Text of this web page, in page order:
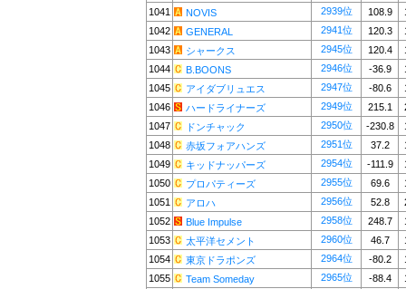
1041
NOVIS 2939位 108.9
1042
GENERAL 2941位 120.3
1043
シャークス 2945位 120.4
1044
B.BOONS 2946位 -36.9
1045
アイダブリュエス 2947位 -80.6
1046
ハードライナーズ 2949位 215.1
1047
ドンチャック 2950位 -230.8
1048
赤坂フォアハンズ 2951位 37.2
1049
キッドナッパーズ 2954位 -111.9
1050
プロパティーズ 2955位 69.6
1051
アロハ 2956位 52.8
1052
Blue Impulse 2958位 248.7
1053
太平洋セメント 2960位 46.7
1054
東京ドラポンズ 2964位 -80.2
1055
Team Someday 2965位 -88.4